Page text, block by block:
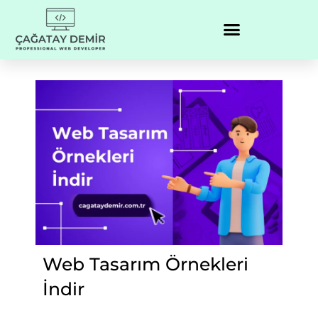
Web Tasarım Örnekleri
İndir